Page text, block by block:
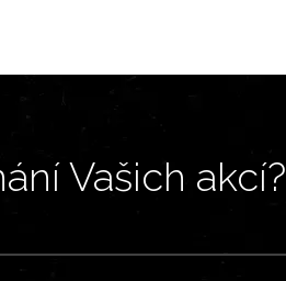
Vašich akcí?